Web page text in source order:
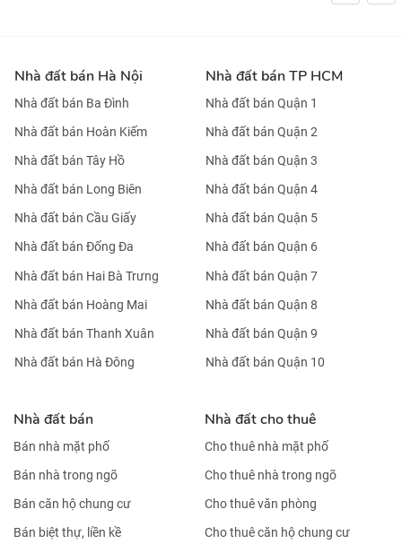
Nhà đất bán Hà Nội
Nhà đất bán Ba Đình
Nhà đất bán Hoàn Kiếm
Nhà đất bán Tây Hồ
Nhà đất bán Long Biên
Nhà đất bán Cầu Giấy
Nhà đất bán Đống Đa
Nhà đất bán Hai Bà Trưng
Nhà đất bán Hoàng Mai
Nhà đất bán Thanh Xuân
Nhà đất bán Hà Đông
Nhà đất bán TP HCM
Nhà đất bán Quận 1
Nhà đất bán Quận 2
Nhà đất bán Quận 3
Nhà đất bán Quận 4
Nhà đất bán Quận 5
Nhà đất bán Quận 6
Nhà đất bán Quận 7
Nhà đất bán Quận 8
Nhà đất bán Quận 9
Nhà đất bán Quận 10
Nhà đất bán
Bán nhà mặt phố
Bán nhà trong ngõ
Bán căn hộ chung cư
Bán biệt thự, liền kề
Nhà đất cho thuê
Cho thuê nhà mặt phố
Cho thuê nhà trong ngõ
Cho thuê văn phòng
Cho thuê căn hộ chung cư